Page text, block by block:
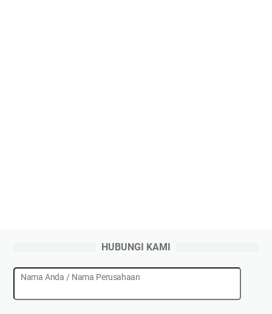
HUBUNGI KAMI
Nama Anda / Nama Perusahaan